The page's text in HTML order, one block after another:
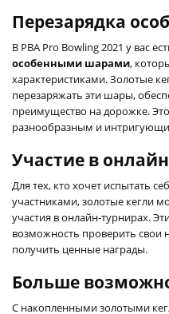
Перезарядка
В PBA Pro Bowling 2021 у вас
особенными шарами,
характеристиками. Золотые
перезаряжать эти шары,
преимущество на дорожке.
разнообразным и
Участие в
Для тех, кто хочет испытать
участниками, золотые кегли
участия в онлайн-турнирах.
возможность проверить свои
получить ценные награды.
Больше
С накопленными золотыми